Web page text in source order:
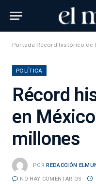
Portada Récord histórico de
POLÍTICA
Récord
en
millones
POR REDACCIÓN
NO HAY COMENTARIOS